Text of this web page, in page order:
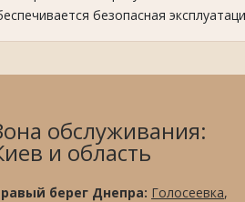
безопасная
обслуживания:
и область
берег Днепра: Голосеевка,